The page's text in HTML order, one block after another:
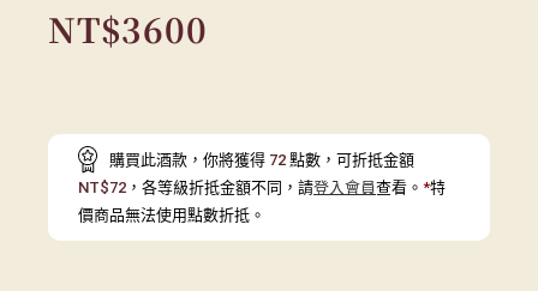
NT$3600
購買此酒款，你將獲得 72 點數，可折抵金額
NT$72 ，各等級折抵金額不同，請登入會員查看。 *特
價商品無法使用點數折抵。